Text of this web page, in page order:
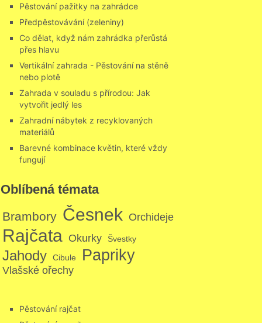
Pěstování pažitky na zahrádce
Předpěstovávání (zeleniny)
Co dělat, když nám zahrádka přerůstá
přes hlavu
Vertikální zahrada - Pěstování na stěně
nebo plotě
Zahrada v souladu s přírodou: Jak
vytvořit jedlý les
Zahradní nábytek z recyklovaných
materiálů
Barevné kombinace květin, které vždy
fungují
Oblíbená témata
Brambory Česnek Orchideje
Rajčata Okurky Švestky
Jahody Cibule Papriky
Vlašské ořechy
Pěstování rajčat